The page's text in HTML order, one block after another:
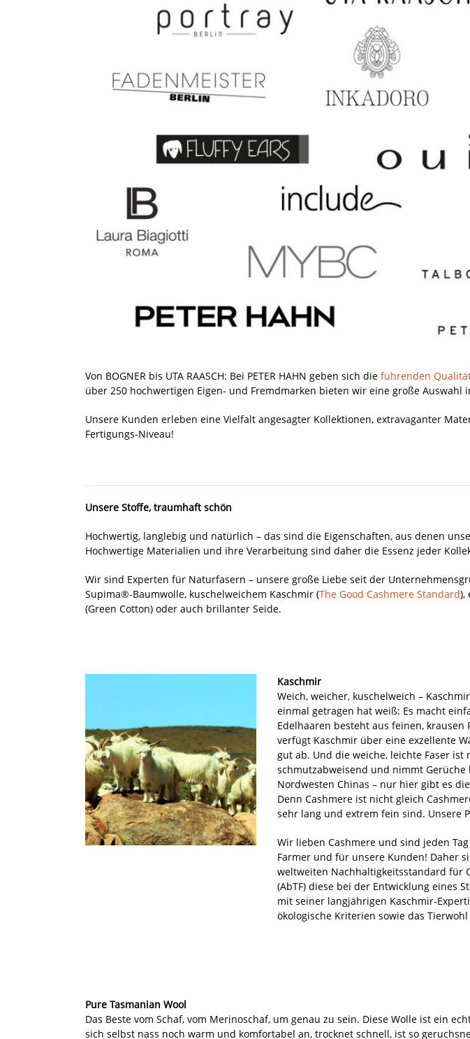
Von BOGNER bis UTA RAASCH: Bei PETER HAHN geben sich die führenden
über 250 hochwertigen Eigen- und Fremdmarken bieten wir eine große Auswahl
Unsere Kunden erleben eine Vielfalt angesagter Kollektionen, extravaganter
Fertigungs-Niveau!
Unsere Stoffe, traumhaft schön
Hochwertig, langlebig und natürlich – das sind die Eigenschaften, aus denen
Hochwertige Materialien und ihre Verarbeitung sind daher die Essenz jeder
Wir sind Experten für Naturfasern – unsere große Liebe seit der
Supima®-Baumwolle, kuschelweichem Kaschmir (The Good Cashmere Standard),
(Green Cotton) oder auch brillanter Seide.
Kaschmir
Weich, weicher, kuschelweich –
einmal getragen hat weiß: Es macht
Edelhaaren besteht aus feinen,
verfügt Kaschmir über eine exzellente
gut ab. Und die weiche, leichte Faser
schmutzabweisend und nimmt Gerüche
Nordwesten Chinas – nur hier gibt es
Denn Cashmere ist nicht gleich
sehr lang und extrem fein sind. Unsere
Wir lieben Cashmere und sind jeden
Farmer und für unsere Kunden! Daher
weltweiten Nachhaltigkeitsstandard für
(AbTF) diese bei der Entwicklung eines
mit seiner langjährigen Kaschmir-
ökologische Kriterien sowie das Tierwohl
Pure Tasmanian Wool
Das Beste vom Schaf, vom Merinoschaf, um genau zu sein. Diese Wolle ist ein
sich selbst nass noch warm und komfortabel an, trocknet schnell, ist so